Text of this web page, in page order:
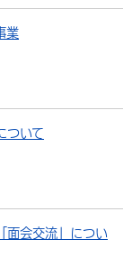
ポーツ・人権
る
す
ト・祭り
業
ついて
面会交流」につい